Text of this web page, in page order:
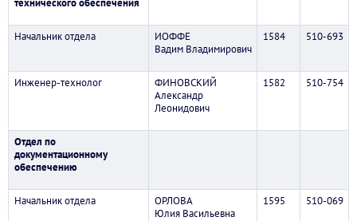
технического обеспечения
Начальник отдела
ИОФФЕ
Вадим Владимирович
1584 510-693
Инженер-технолог
ФИНОВСКИЙ
Александр
Леонидович
1582 510-754
Отдел по
документационному
обеспечению
Начальник отдела
ОРЛОВА
Юлия Васильевна
1595 510-069